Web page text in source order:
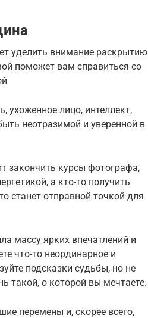
уделить внимание раскрытию
поможет вам справиться со
ухоженное лицо, интеллект,
неотразимой и уверенной в
закончить курсы фотографа,
а кто-то получить
станет отправной точкой для
массу ярких впечатлений и
что-то неординарное и
подсказки судьбы, но не
такой, о которой вы мечтаете.
перемены и, скорее всего,